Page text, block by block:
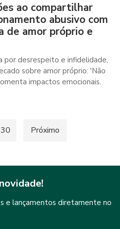
ao compartilhar
abusivo com
de amor próprio e
por desrespeito e infidelidade,
sobre amor próprio: 'Não
impactos emocionais.
30 Próximo
e lançamentos diretamente no